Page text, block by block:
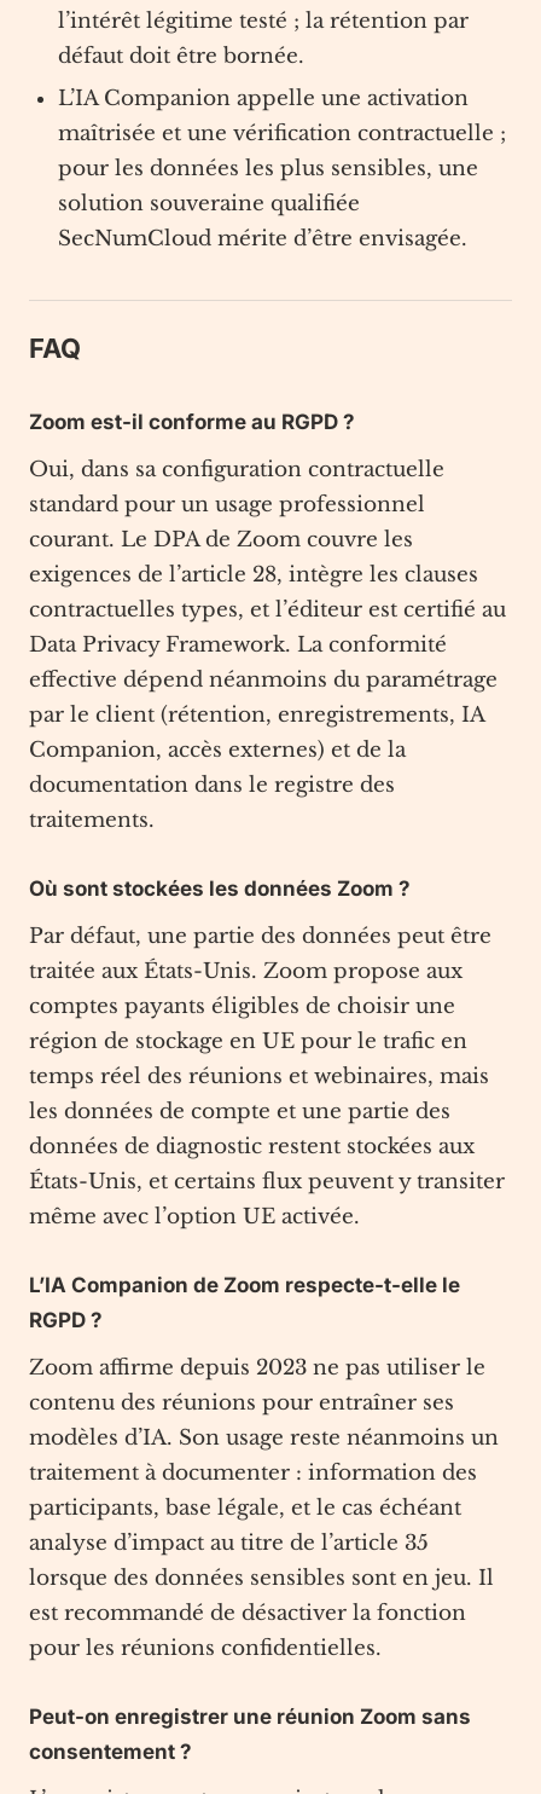
l’intérêt légitime testé ; la rétention par
défaut doit être bornée.
L’IA Companion appelle une activation
maîtrisée et une vérification contractuelle ;
pour les données les plus sensibles, une
solution souveraine qualifiée
SecNumCloud mérite d’être envisagée.
FAQ
Zoom est-il conforme au RGPD ?
Oui, dans sa configuration contractuelle
standard pour un usage professionnel
courant. Le DPA de Zoom couvre les
exigences de l’article 28, intègre les clauses
contractuelles types, et l’éditeur est certifié au
Data Privacy Framework. La conformité
effective dépend néanmoins du paramétrage
par le client (rétention, enregistrements, IA
Companion, accès externes) et de la
documentation dans le registre des
traitements.
Où sont stockées les données Zoom ?
Par défaut, une partie des données peut être
traitée aux États-Unis. Zoom propose aux
comptes payants éligibles de choisir une
région de stockage en UE pour le trafic en
temps réel des réunions et webinaires, mais
les données de compte et une partie des
données de diagnostic restent stockées aux
États-Unis, et certains flux peuvent y transiter
même avec l’option UE activée.
L’IA Companion de Zoom respecte-t-elle le
RGPD ?
Zoom affirme depuis 2023 ne pas utiliser le
contenu des réunions pour entraîner ses
modèles d’IA. Son usage reste néanmoins un
traitement à documenter : information des
participants, base légale, et le cas échéant
analyse d’impact au titre de l’article 35
lorsque des données sensibles sont en jeu. Il
est recommandé de désactiver la fonction
pour les réunions confidentielles.
Peut-on enregistrer une réunion Zoom sans
consentement ?